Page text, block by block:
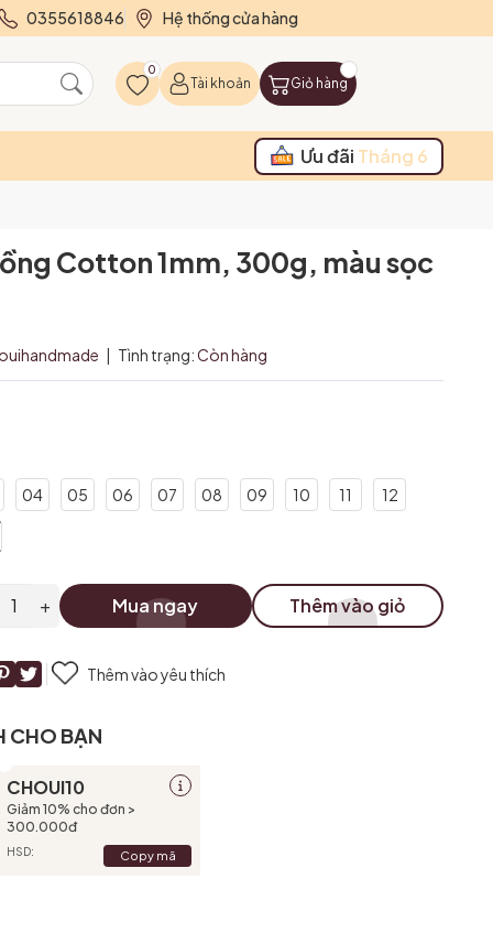
0355618846 Hệ thống cửa hàng
0
Tài khoản Giỏ hàng
Ưu đãi Tháng 6
Cotton 1mm, 300g, màu sọc
| Tình trạng:Còn hàng
04 05 06 07 08 09 10 11 12
+ Mua ngay Thêm vào giỏ
Thêm vào yêu thích
CHO BẠN
CHOUI10
Giảm 10% cho đơn >
300.000đ
HSD: Copy mã